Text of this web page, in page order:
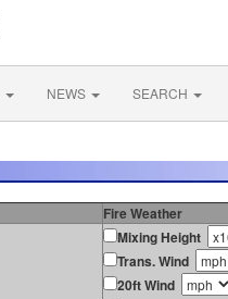
NEWS SEARCH
Fire Weather
Mixing Height
Trans. Wind
20ft Wind